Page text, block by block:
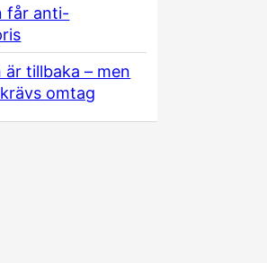
får anti-
tillbaka – men
omtag